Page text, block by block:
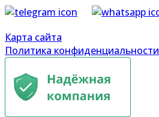
Карта сайта
Политика конфиденциальности